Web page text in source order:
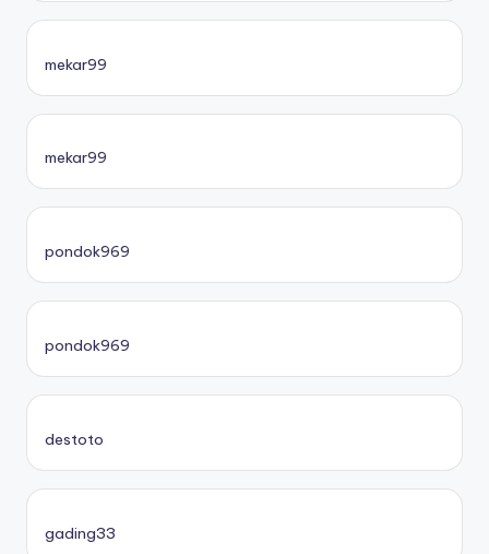
mekar99
mekar99
pondok969
pondok969
destoto
gading33